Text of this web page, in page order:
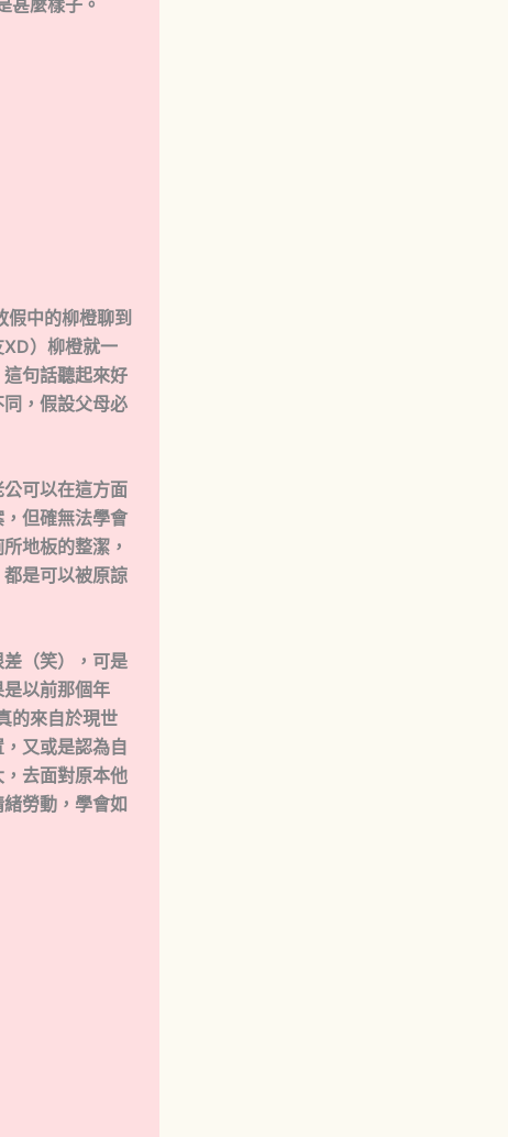
甚麼樣子。
中的柳橙聊到
）柳橙就一
句話聽起來好
，假設父母必
可以在這方面
但確無法學會
地板的整潔，
是可以被原諒
（笑），可是
以前那個年
的來自於現世
又或是認為自
去面對原本他
勞動，學會如